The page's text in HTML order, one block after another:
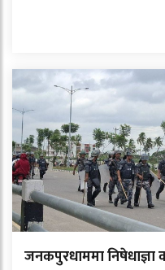
जनकपुरधाममा